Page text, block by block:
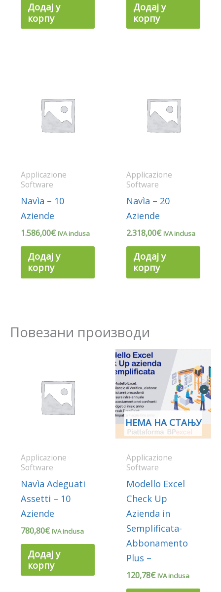
Додај у
корпу
Додај у
корпу
Applicazione
Software
Navìa – 10
Aziende
1.586,00€ IVA inclusa
Додај у
корпу
Applicazione
Software
Navìa – 20
Aziende
2.318,00€ IVA inclusa
Додај у
корпу
Повезани производи
Applicazione
Software
Navìa Adeguati
Assetti – 10
Aziende
780,80€ IVA inclusa
Додај у
корпу
НЕМА НА СТАЊУ
Applicazione
Software
Modello Excel
Check Up
Azienda in
Semplificata-
Abbonamento
Plus –
120,78€ IVA inclusa